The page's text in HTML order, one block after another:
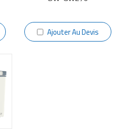
Ajouter Au Devis